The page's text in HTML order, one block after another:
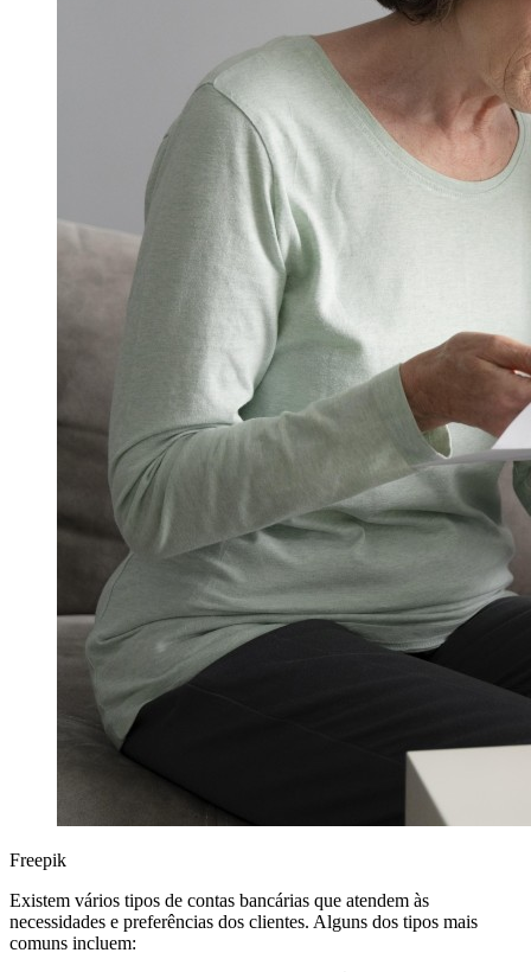
Freepik
Existem vários tipos de contas bancárias que atendem às
necessidades e preferências dos clientes. Alguns dos tipos mais
comuns incluem: